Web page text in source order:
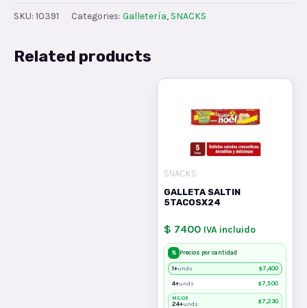
SKU: 10391 Categories: Galletería, SNACKS
Related products
SNACKS
GALLETA SALTIN
5TACOSX24
$ 7400 IVA incluido
% Precios por cantidad
1+unds $7,400
4+unds $7,500
MEJOR
24+unds $7,230